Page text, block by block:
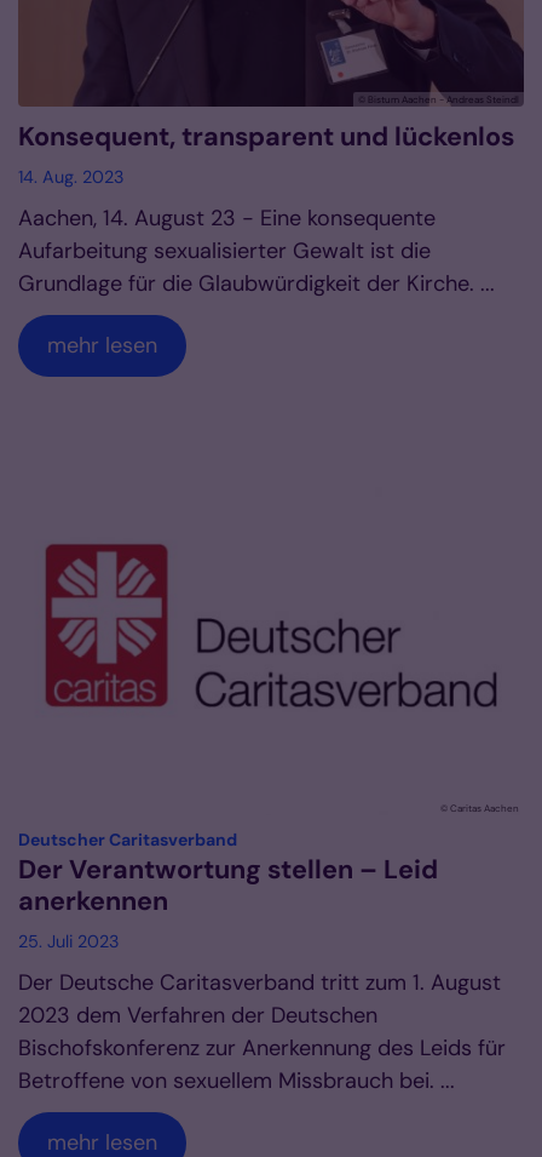
© Bistum Aachen - Andreas Steindl
Konsequent, transparent und lückenlos
14. Aug. 2023
Aachen, 14. August 23 - Eine konsequente
Aufarbeitung sexualisierter Gewalt ist die
Grundlage für die Glaubwürdigkeit der Kirche. ...
mehr lesen
© Caritas Aachen
Deutscher Caritasverband
Der Verantwortung stellen – Leid
anerkennen
25. Juli 2023
Der Deutsche Caritasverband tritt zum 1. August
2023 dem Verfahren der Deutschen
Bischofskonferenz zur Anerkennung des Leids für
Betroffene von sexuellem Missbrauch bei. ...
mehr lesen